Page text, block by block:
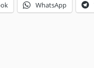
WhatsApp